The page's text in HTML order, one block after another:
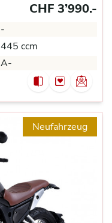
CHF 3’990.-
-
445 ccm
A-
Neufahrzeug